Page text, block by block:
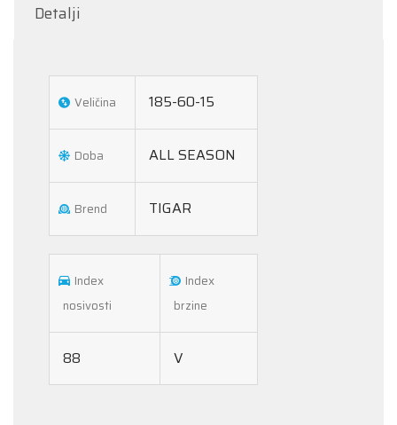
Detalji
Veličina 185-60-15
Doba ALL SEASON
Brend TIGAR
Index
nosivosti
Index
brzine
88 V